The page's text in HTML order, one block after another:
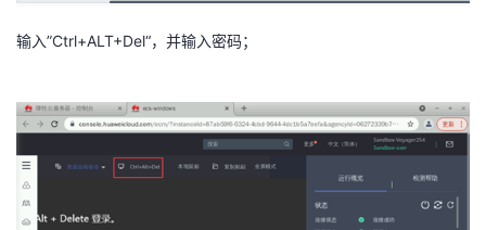
输入”Ctrl+ALT+Del“，并输入密码；